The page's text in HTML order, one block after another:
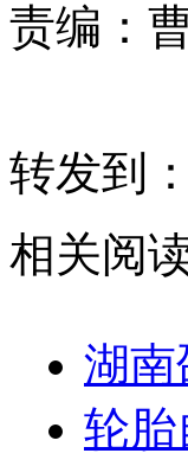
责编：
转发到：
相关阅
湖南
轮胎